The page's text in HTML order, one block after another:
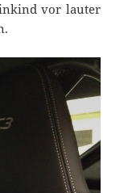
vor lauter